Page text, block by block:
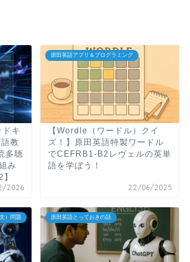
キ
教
多聴
み
2026
原田英語アプリ＆プログラミング
【Wordle（ワードル）クイ
ズ！】原田英語特製ワードル
でCEFRB1-B2レヴェルの英単
語を学ぼう！
22/06/2025
）問題 原田英語とっておきの話